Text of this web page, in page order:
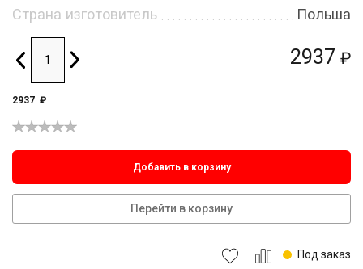
2937 ₽
Страна изготовитель
Польша
2937 ₽
Добавить в корзину
Перейти в корзину
Под заказ